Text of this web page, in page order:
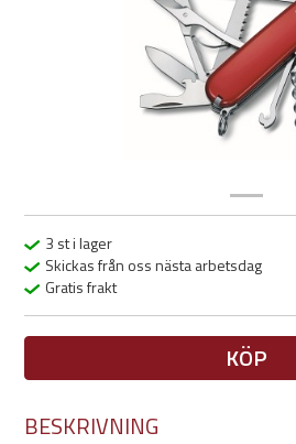
3 st i lager
Skickas från oss nästa arbetsdag
Gratis frakt
KÖP
BESKRIVNING